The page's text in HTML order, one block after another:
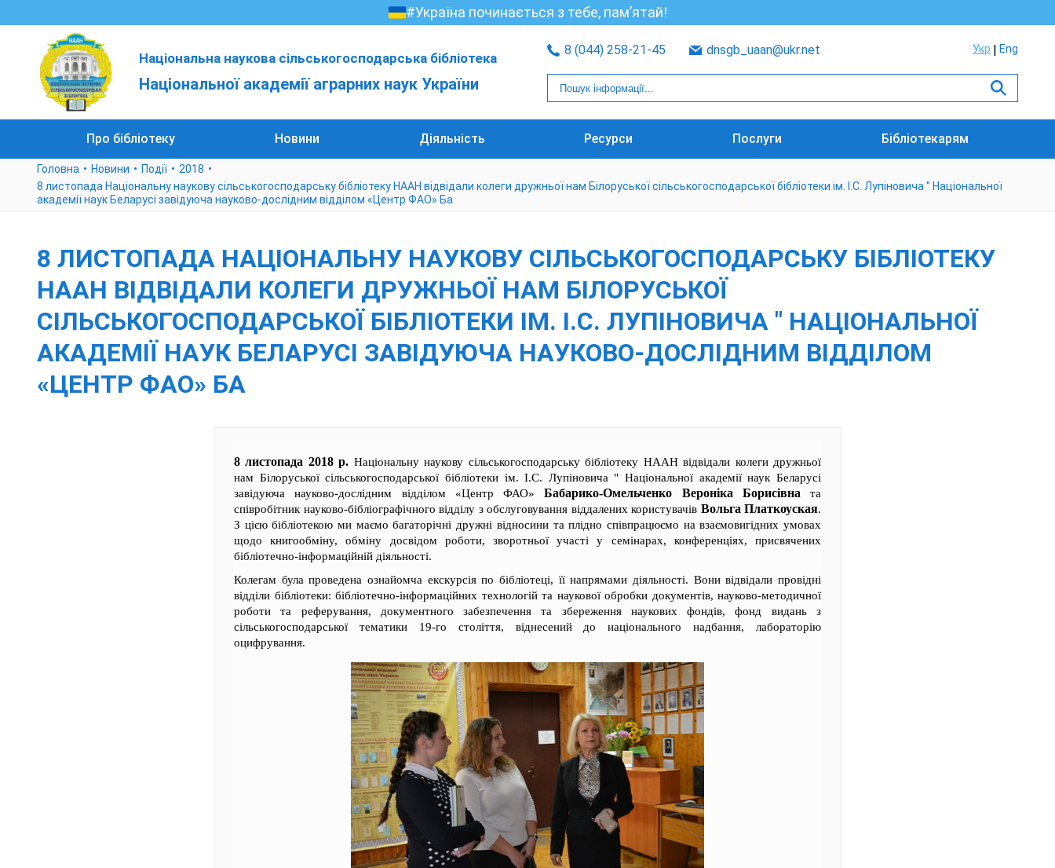
#Україна починається з тебе, пам’ятай!
Національна наукова сільськогосподарська бібліотека
Національної академії аграрних наук України
8 (044) 258-21-45 dnsgb_uaan@ukr.net Укр Eng
Про бібліотеку Новини Діяльність Ресурси Послуги Бібліотекарям
Головна Новини Події
2018
8 листопада Національну наукову сільськогосподарську бібліотеку НААН відвідали колеги дружньої нам Білоруської сільськогосподарської бібліотеки ім. І.С. Лупіновича " Національної
академії наук Беларусі завідуюча науково-дослідним відділом «Центр ФАО» Ба
8 ЛИСТОПАДА НАЦІОНАЛЬНУ НАУКОВУ СІЛЬСЬКОГОСПОДАРСЬКУ БІБЛІОТЕКУ
НААН ВІДВІДАЛИ КОЛЕГИ ДРУЖНЬОЇ НАМ БІЛОРУСЬКОЇ
СІЛЬСЬКОГОСПОДАРСЬКОЇ БІБЛІОТЕКИ ІМ. І.С. ЛУПІНОВИЧА " НАЦІОНАЛЬНОЇ
АКАДЕМІЇ НАУК БЕЛАРУСІ ЗАВІДУЮЧА НАУКОВО-ДОСЛІДНИМ ВІДДІЛОМ
«ЦЕНТР ФАО» БА
8 листопада 2018 р. Національну наукову сільськогосподарську бібліотеку НААН відвідали колеги дружньої
нам Білоруської сільськогосподарської бібліотеки ім. І.С. Лупіновича " Національної академії наук Беларусі
завідуюча науково-дослідним відділом «Центр ФАО»Бабарико-Омельченко Вероніка Борисівна та
співробітник науково-бібліографічного відділу з обслуговування віддалених користувачів Вольга Платкоуская.
З цією бібліотекою ми маємо багаторічні дружні відносини та плідно співпрацюємо на взаємовигідних умовах
щодо книгообміну, обміну досвідом роботи, зворотньої участі у семінарах, конференціях, присвячених
бібліотечно-інформаційній діяльності.
Колегам була проведена ознайомча екскурсія по бібліотеці, її напрямами діяльності. Вони відвідали провідні
відділи бібліотеки: бібліотечно-інформаційних технологій та наукової обробки документів, науково-методичної
роботи та реферування, документного забезпечення та збереження наукових фондів, фонд видань з
сільськогосподарської тематики 19-го століття, віднесений до національного надбання, лабораторію
оцифрування.